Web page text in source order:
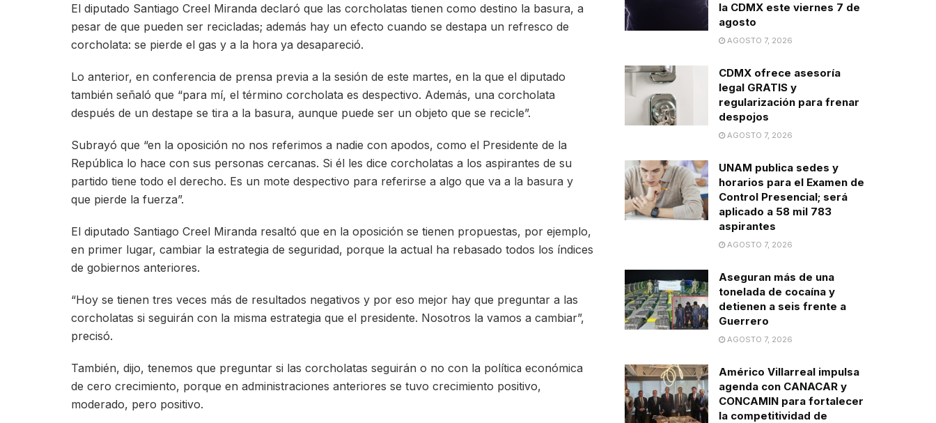
El diputado Santiago Creel Miranda declaró que las corcholatas tienen como destino la basura, a
pesar de que pueden ser recicladas; además hay un efecto cuando se destapa un refresco de
corcholata: se pierde el gas y a la hora ya desapareció.
Lo anterior, en conferencia de prensa previa a la sesión de este martes, en la que el diputado
también señaló que “para mí, el término corcholata es despectivo. Además, una corcholata
después de un destape se tira a la basura, aunque puede ser un objeto que se recicle”.
Subrayó que “en la oposición no nos referimos a nadie con apodos, como el Presidente de la
República lo hace con sus personas cercanas. Si él les dice corcholatas a los aspirantes de su
partido tiene todo el derecho. Es un mote despectivo para referirse a algo que va a la basura y
que pierde la fuerza”.
El diputado Santiago Creel Miranda resaltó que en la oposición se tienen propuestas, por ejemplo,
en primer lugar, cambiar la estrategia de seguridad, porque la actual ha rebasado todos los índices
de gobiernos anteriores.
“Hoy se tienen tres veces más de resultados negativos y por eso mejor hay que preguntar a las
corcholatas si seguirán con la misma estrategia que el presidente. Nosotros la vamos a cambiar”,
precisó.
También, dijo, tenemos que preguntar si las corcholatas seguirán o no con la política económica
de cero crecimiento, porque en administraciones anteriores se tuvo crecimiento positivo,
moderado, pero positivo.
la CDMX este viernes 7 de
agosto
AGOSTO 7, 2026
CDMX ofrece asesoría
legal GRATIS y
regularización para frenar
despojos
AGOSTO 7, 2026
UNAM publica sedes y
horarios para el Examen de
Control Presencial; será
aplicado a 58 mil 783
aspirantes
AGOSTO 7, 2026
Aseguran más de una
tonelada de cocaína y
detienen a seis frente a
Guerrero
AGOSTO 7, 2026
Américo Villarreal impulsa
agenda con CANACAR y
CONCAMIN para fortalecer
la competitividad de